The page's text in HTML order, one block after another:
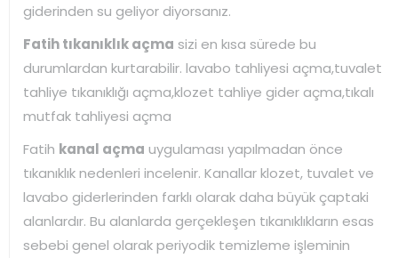
giderinden su geliyor diyorsanız.
Fatih tıkanıklık açma sizi en kısa sürede bu
durumlardan kurtarabilir. lavabo tahliyesi açma,tuvalet
tahliye tıkanıklığı açma,klozet tahliye gider açma,tıkalı
mutfak tahliyesi açma
Fatih kanal açma uygulaması yapılmadan önce
tıkanıklık nedenleri incelenir. Kanallar klozet, tuvalet ve
lavabo giderlerinden farklı olarak daha büyük çaptaki
alanlardır. Bu alanlarda gerçekleşen tıkanıklıkların esas
sebebi genel olarak periyodik temizleme işleminin